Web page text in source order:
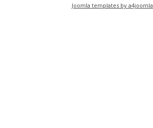
Joomla templates by a4joomla